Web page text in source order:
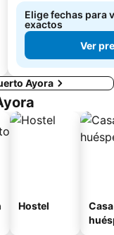
Elige fechas para
exactos
Ver
Ayora
Hostel